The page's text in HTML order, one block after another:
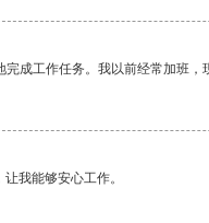
成工作任务。我以前经常加班，
我能够安心工作。